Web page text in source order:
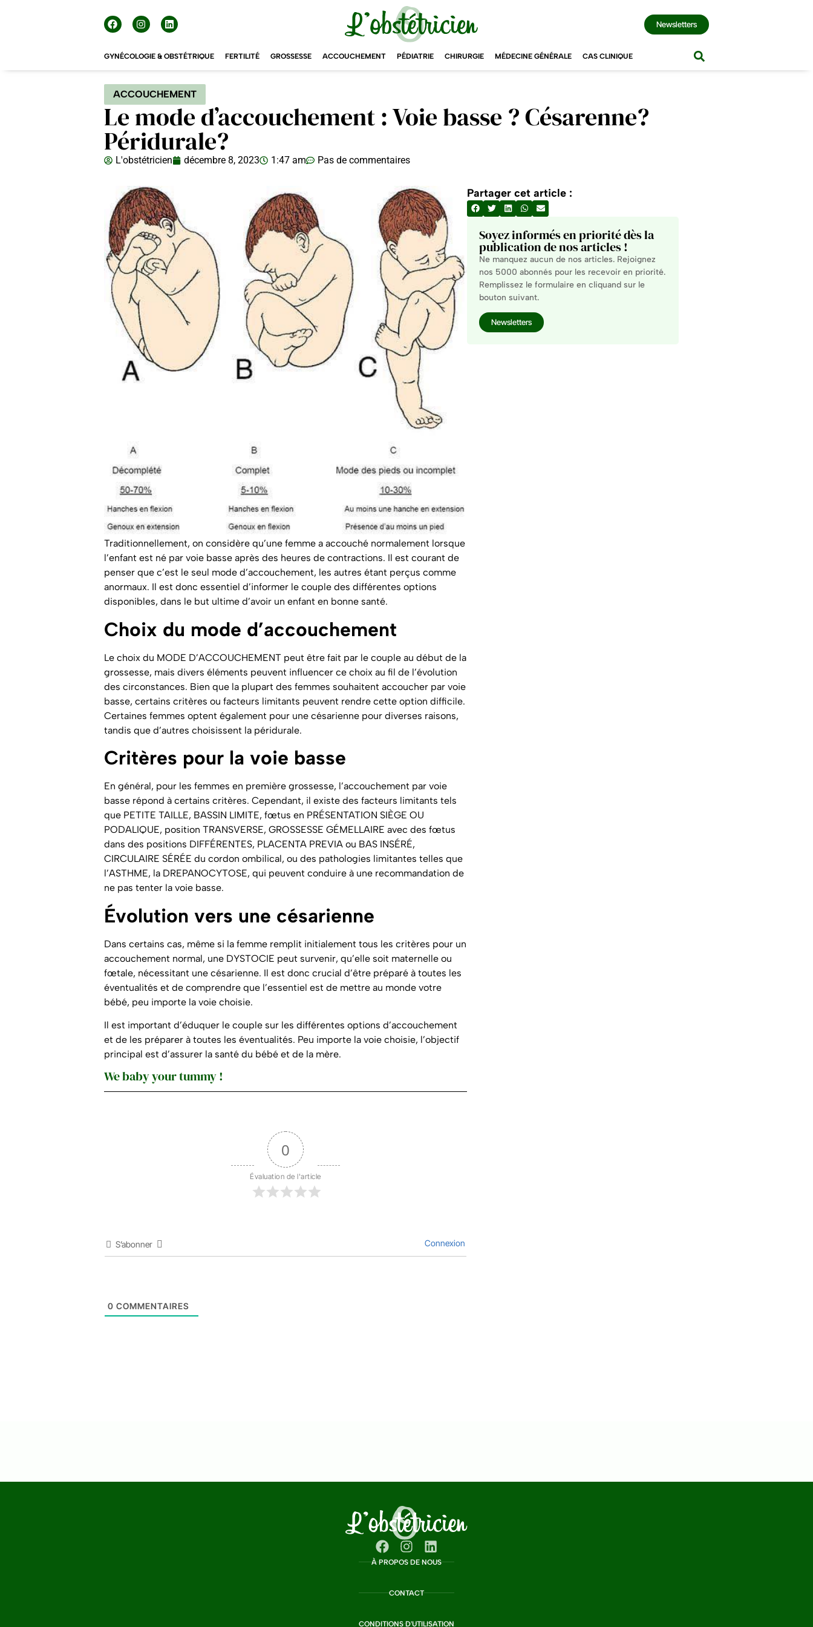
Newsletters
GYNÉCOLOGIE & OBSTÉTRIQUE FERTILITÉ GROSSESSE ACCOUCHEMENT PÉDIATRIE CHIRURGIE MÉDECINE GÉNÉRALE CAS CLINIQUE
ACCOUCHEMENT
Le mode d’accouchement : Voie basse ? Césarenne?
Péridurale?
L'obstétricien décembre 8, 2023 1:47 am Pas de commentaires
Traditionnellement, on considère qu’une femme a accouché normalement lorsque
l’enfant est né par voie basse après des heures de contractions. Il est courant de
penser que c’est le seul mode d’accouchement, les autres étant perçus comme
anormaux. Il est donc essentiel d’informer le couple des différentes options
disponibles, dans le but ultime d’avoir un enfant en bonne santé.
Choix du mode d’accouchement
Le choix du MODE D’ACCOUCHEMENT peut être fait par le couple au début de la
grossesse, mais divers éléments peuvent influencer ce choix au fil de l’évolution
des circonstances. Bien que la plupart des femmes souhaitent accoucher par voie
basse, certains critères ou facteurs limitants peuvent rendre cette option difficile.
Certaines femmes optent également pour une césarienne pour diverses raisons,
tandis que d’autres choisissent la péridurale.
Critères pour la voie basse
En général, pour les femmes en première grossesse, l’accouchement par voie
basse répond à certains critères. Cependant, il existe des facteurs limitants tels
que PETITE TAILLE, BASSIN LIMITE, fœtus en PRÉSENTATION SIÈGE OU
PODALIQUE, position TRANSVERSE, GROSSESSE GÉMELLAIRE avec des fœtus
dans des positions DIFFÉRENTES, PLACENTA PREVIA ou BAS INSÉRÉ,
CIRCULAIRE SÉRÉE du cordon ombilical, ou des pathologies limitantes telles que
l’ASTHME, la DREPANOCYTOSE, qui peuvent conduire à une recommandation de
ne pas tenter la voie basse.
Évolution vers une césarienne
Dans certains cas, même si la femme remplit initialement tous les critères pour un
accouchement normal, une DYSTOCIE peut survenir, qu’elle soit maternelle ou
fœtale, nécessitant une césarienne. Il est donc crucial d’être préparé à toutes les
éventualités et de comprendre que l’essentiel est de mettre au monde votre
bébé, peu importe la voie choisie.
Il est important d’éduquer le couple sur les différentes options d’accouchement
et de les préparer à toutes les éventualités. Peu importe la voie choisie, l’objectif
principal est d’assurer la santé du bébé et de la mère.
We baby your tummy !
0
Évaluation de l'article
S’abonner Connexion
0 COMMENTAIRES
Partager cet article :
Soyez informés en priorité dès la
publication de nos articles !
Ne manquez aucun de nos articles. Rejoignez
nos 5000 abonnés pour les recevoir en priorité.
Remplissez le formulaire en cliquand sur le
bouton suivant.
Newsletters
À PROPOS DE NOUS
CONTACT
CONDITIONS D'UTILISATION